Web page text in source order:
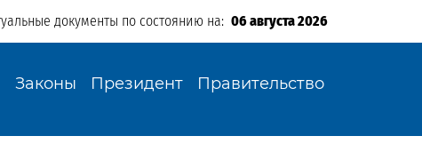
документы по состоянию на: 06 августа 2026
Законы Президент Правительство